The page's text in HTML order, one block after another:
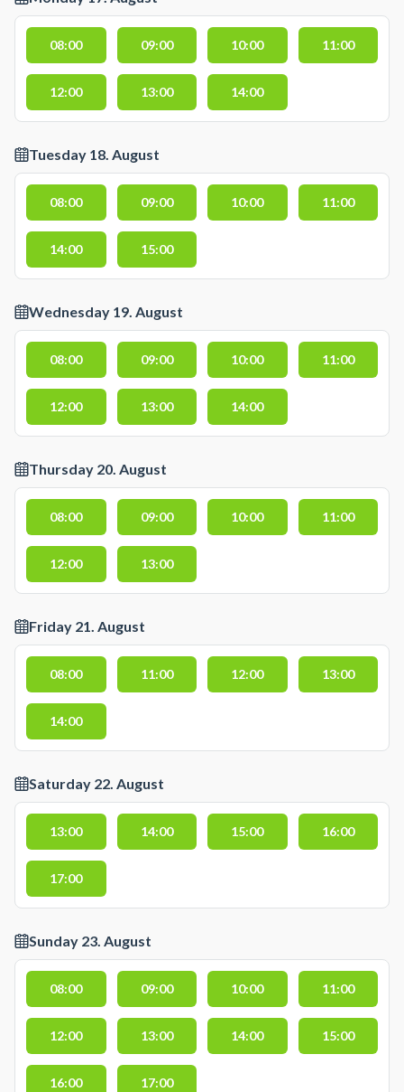
08:00 09:00 10:00 11:00
12:00 13:00 14:00
Tuesday 18. August
08:00 09:00 10:00 11:00
14:00 15:00
Wednesday 19. August
08:00 09:00 10:00 11:00
12:00 13:00 14:00
Thursday 20. August
08:00 09:00 10:00 11:00
12:00 13:00
Friday 21. August
08:00 11:00 12:00 13:00
14:00
Saturday 22. August
13:00 14:00 15:00 16:00
17:00
Sunday 23. August
08:00 09:00 10:00 11:00
12:00 13:00 14:00 15:00
16:00 17:00